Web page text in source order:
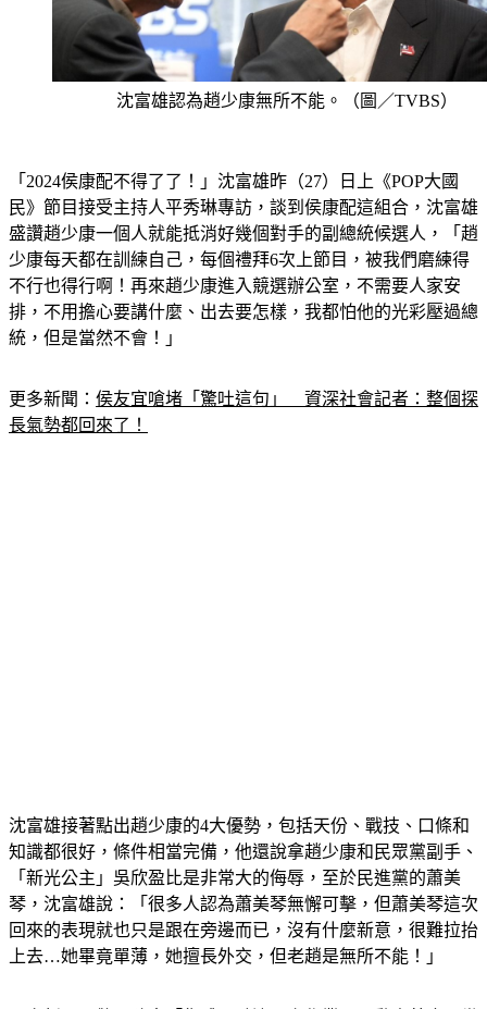
沈富雄認為趙少康無所不能。（圖／TVBS）
「2024侯康配不得了了！」沈富雄昨（27）日上《POP大國
民》節目接受主持人平秀琳專訪，談到侯康配這組合，沈富雄
盛讚趙少康一個人就能抵消好幾個對手的副總統候選人，「趙
少康每天都在訓練自己，每個禮拜6次上節目，被我們磨練得
不行也得行啊！再來趙少康進入競選辦公室，不需要人家安
排，不用擔心要講什麼、出去要怎樣，我都怕他的光彩壓過總
統，但是當然不會！」
更多新聞： 侯友宜嗆堵「驚吐這句」　資深社會記者：整個探
長氣勢都回來了！
沈富雄接著點出趙少康的4大優勢，包括天份、戰技、口條和
知識都很好，條件相當完備，他還說拿趙少康和民眾黨副手、
「新光公主」吳欣盈比是非常大的侮辱，至於民進黨的蕭美
琴，沈富雄說：「很多人認為蕭美琴無懈可擊，但蕭美琴這次
回來的表現就也只是跟在旁邊而已，沒有什麼新意，很難拉抬
上去…她畢竟單薄，她擅長外交，但老趙是無所不能！」